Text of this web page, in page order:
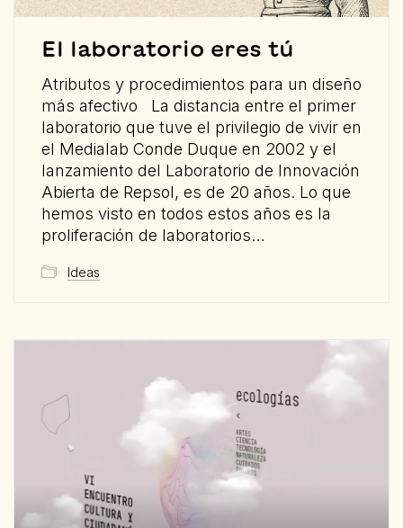
El laboratorio eres tú
Atributos y procedimientos para un diseño
más afectivo La distancia entre el primer
laboratorio que tuve el privilegio de vivir en
el Medialab Conde Duque en 2002 y el
lanzamiento del Laboratorio de Innovación
Abierta de Repsol, es de 20 años. Lo que
hemos visto en todos estos años es la
proliferación de laboratorios…
Ideas